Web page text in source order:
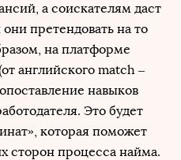
а соискателям даст
претендовать на то
на платформе
английского match –
навыков
Это будет
которая поможет
сторон процесса найма.